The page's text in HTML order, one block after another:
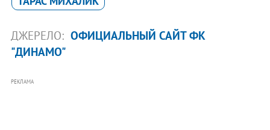
ДЖЕРЕЛО: ОФИЦИАЛЬНЫЙ САЙТ ФК
"ДИНАМО"
РЕКЛАМА